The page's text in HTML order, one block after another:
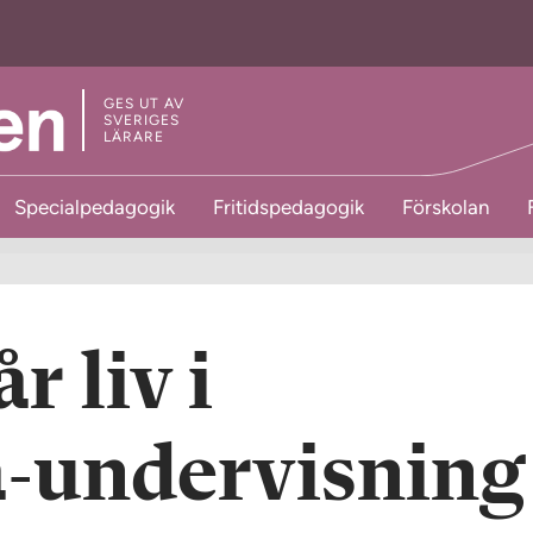
GES UT AV
SVERIGES
LÄRARE
Specialpedagogik Fritidspedagogik Förskolan
liv i
undervisning